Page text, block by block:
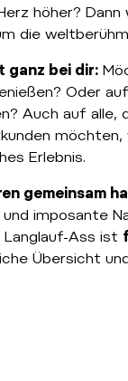
höher?
die
ganz bei dir:
Oder
Auch auf alle,
Erlebnis.
gemeinsam
imposante
Ass ist
Übersicht